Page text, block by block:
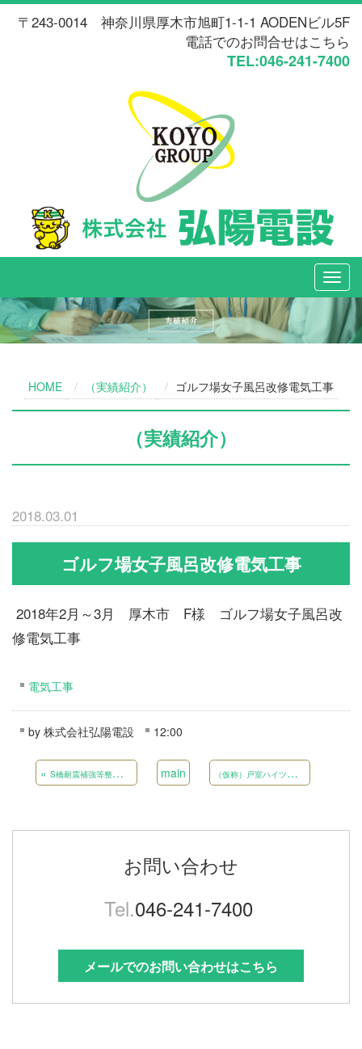
〒243-0014 神奈川県厚木市旭町1-1-1 AODENビル5F
電話でのお問合せはこちら
TEL:046-241-7400
HOME （実績紹介） ゴルフ場女子風呂改修電気工事
（実績紹介）
2018.03.01
ゴルフ場女子風呂改修電気工事
2018年2月～3月 厚木市 F様 ゴルフ場女子風呂改
修電気工事
電気工事
by 株式会社弘陽電設 12:00
«S橋耐震補強等整備工事 main （
仮称）戸室ハイツ（2）新築（電気）工事（集会棟）
お問い合わせ
Tel.046-241-7400
メールでのお問い合わせはこちら